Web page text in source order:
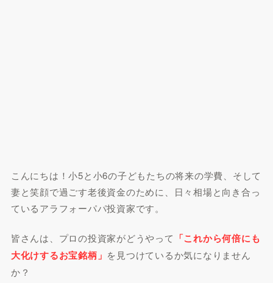
こんにちは！小5と小6の子どもたちの将来の学費、そして
妻と笑顔で過ごす老後資金のために、日々相場と向き合っ
ているアラフォーパパ投資家です。
皆さんは、プロの投資家がどうやって 「これから何倍にも
大化けするお宝銘柄」 を見つけているか気になりません
か？